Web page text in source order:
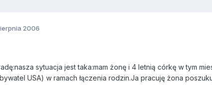
2006
sytuacja jest taka:mam żonę i 4 letnią córkę w tym
USA) w ramach łączenia rodzin.Ja pracuję żona